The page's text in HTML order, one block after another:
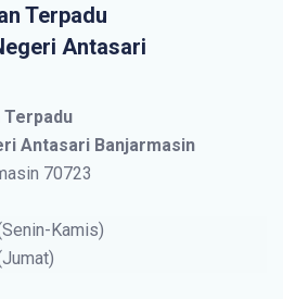
Terpadu
Antasari
Terpadu
Antasari Banjarmasin
70723
Kamis)